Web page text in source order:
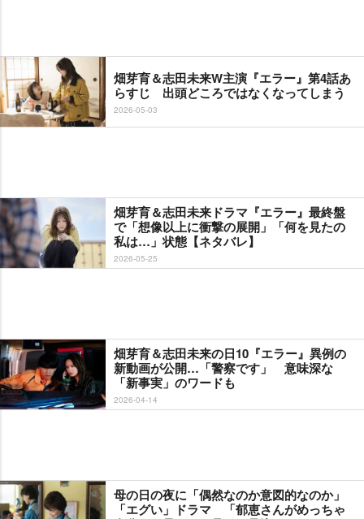
畑芽育＆志田未来W主演『エラー』第4話あ
らすじ 出頭どころではなくなってしまう
2026-05-03
畑芽育＆志田未来ドラマ『エラー』最終盤
で「想像以上に衝撃の展開」「何を見たの
私は…」状態【ネタバレ】
2026-05-25
畑芽育＆志田未来の日10『エラー』異例の
新動画が公開…「警察です」 意味深な
「新事実」のワードも
2026-04-14
母の日の夜に「偶然なのか意図的なのか」
「エグい」ドラマ 「郁恵さんがめっちゃ